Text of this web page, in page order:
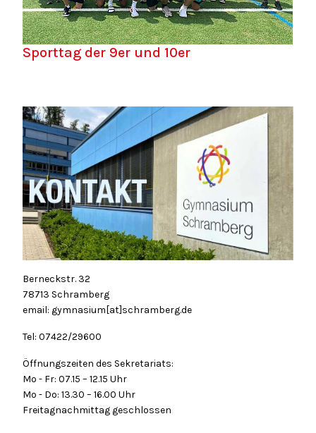
Sporttag der 9er und 10er
Berneckstr. 32
78713 Schramberg
email: gymnasium[at]schramberg.de
Tel: 07422/29600
Öffnungszeiten des Sekretariats:
Mo - Fr: 07.15 – 12.15 Uhr
Mo - Do: 13.30 – 16.00 Uhr
Freitagnachmittag geschlossen